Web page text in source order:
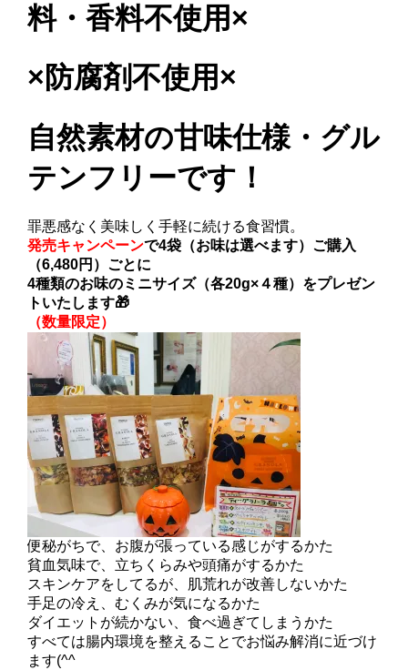
料・香料不使用×
×防腐剤不使用×
自然素材の甘味仕様・グル
テンフリーです！
罪悪感なく美味しく手軽に続ける食習慣。
発売キャンペーンで4袋（お味は選べます）ご購入
（6,480円）ごとに
4種類のお味のミニサイズ（各20g×４種）をプレゼン
トいたします🎁
（数量限定）
便秘がちで、お腹が張っている感じがするかた
貧血気味で、立ちくらみや頭痛がするかた
スキンケアをしてるが、肌荒れが改善しないかた
手足の冷え、むくみが気になるかた
ダイエットが続かない、食べ過ぎてしまうかた
すべては腸内環境を整えることでお悩み解消に近づけ
ます(^^ゞ